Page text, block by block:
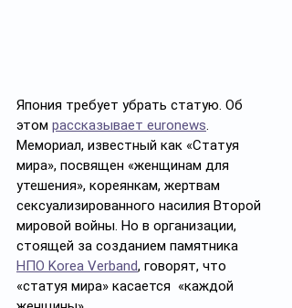
Япония требует убрать статую. Об
этом рассказывает euronews.
Мемориал, известный как «Статуя
мира», посвящен «женщинам для
утешения», кореянкам, жертвам
сексуализированного насилия Второй
мировой войны. Но в организации,
стоящей за созданием памятника
НПО Korea Verband, говорят, что
«статуя мира» касается  «каждой